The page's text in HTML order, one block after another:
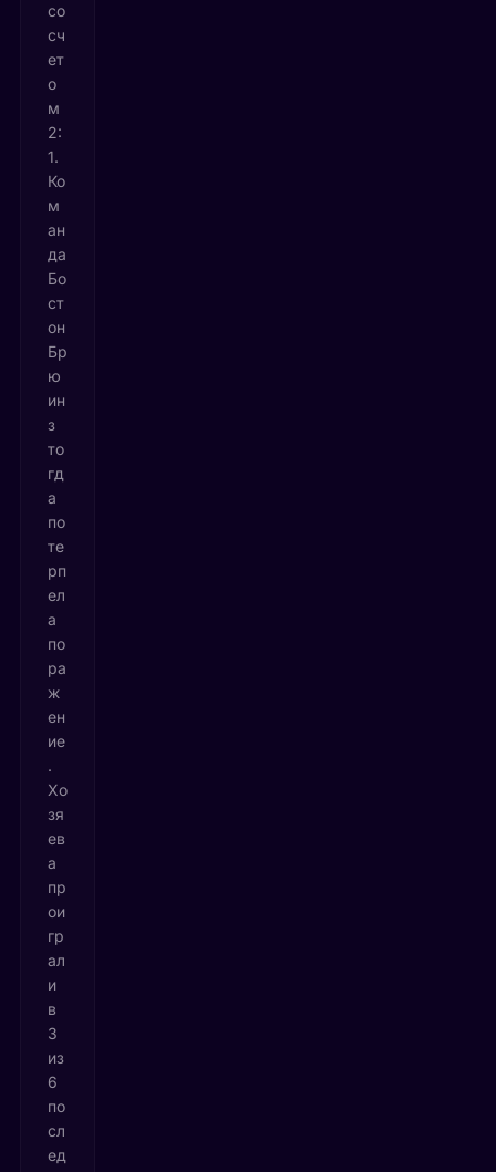
со
сч
ет
о
м
2:
1.
Ко
м
ан
да
Бо
ст
он
Бр
ю
ин
з
то
гд
а
по
те
рп
ел
а
по
ра
ж
ен
ие
.
Хо
зя
ев
а
пр
ои
гр
ал
и
в
3
из
6
по
сл
ед